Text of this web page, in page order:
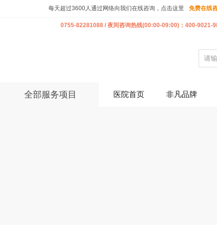
每天超过3600人通过网络向我们在线咨询，点击这里 免费在线
0755-82281088 / 夜间咨询热线(00:00-09:00)：400-9021-
全部服务项目 医院首页 非凡品牌